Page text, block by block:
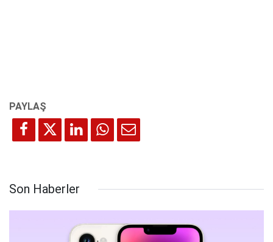
Son Haberler